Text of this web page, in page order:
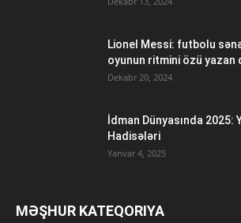
Lionel Messi: futbolu
oyunun ritmini özü yazan
Dekabr 20, 2024
İdman Dünyasında 2025:
Hadisələri
Yanvar 4, 2025
MƏŞHUR KATEQORIYA